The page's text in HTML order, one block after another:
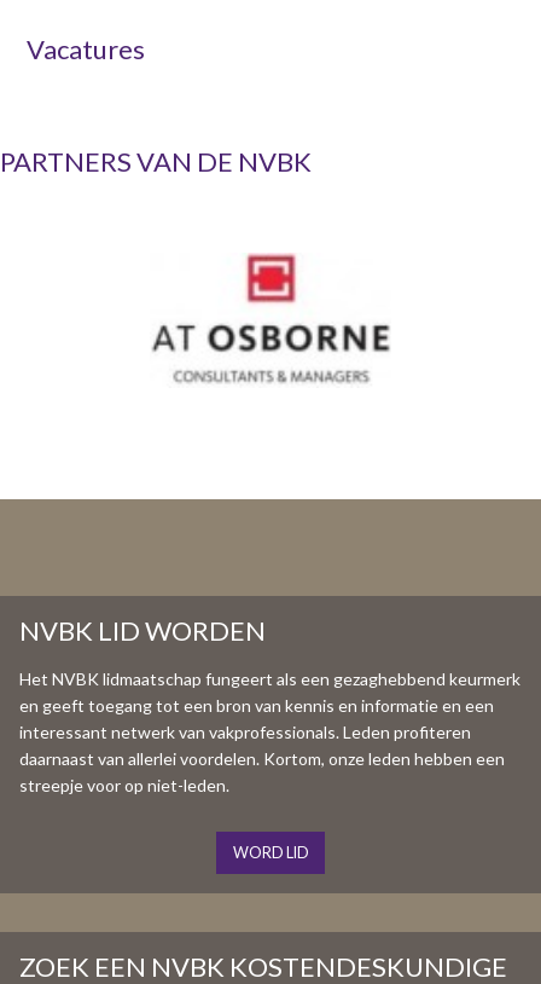
Vacatures
PARTNERS VAN DE NVBK
NVBK LID WORDEN
Het NVBK lidmaatschap fungeert als een gezaghebbend keurmerk
en geeft toegang tot een bron van kennis en informatie en een
interessant netwerk van vakprofessionals. Leden profiteren
daarnaast van allerlei voordelen. Kortom, onze leden hebben een
streepje voor op niet-leden.
WORD LID
ZOEK EEN NVBK KOSTENDESKUNDIGE